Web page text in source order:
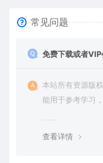
常见问题
免费下载或者VIP
本站所有资源版
能用于参考学习
查看详情